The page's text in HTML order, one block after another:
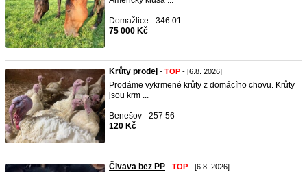
Domažlice - 346 01
75 000 Kč
Krůty prodej - TOP - [6.8. 2026]
Prodáme vykrmené krůty z domácího chovu. Krůty
jsou krm ...
Benešov - 257 56
120 Kč
Čivava bez PP - TOP - [6.8. 2026]